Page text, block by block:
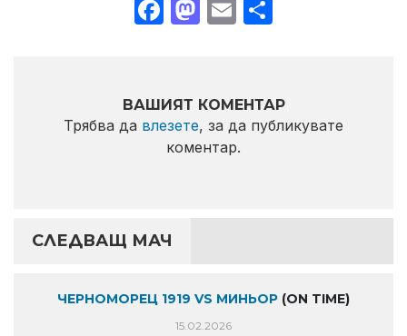
Facebook
Mastodon
Email
ВАШИЯТ КОМЕНТАР
Трябва да влезете, за да публикувате
коментар.
СЛЕДВАЩ МАЧ
ЧЕРНОМОРЕЦ 1919 VS МИНЬОР (ON TIME)
15.02.2026